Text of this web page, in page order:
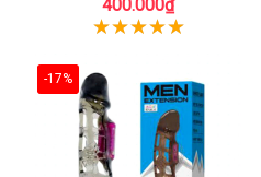
400.000₫
-17%